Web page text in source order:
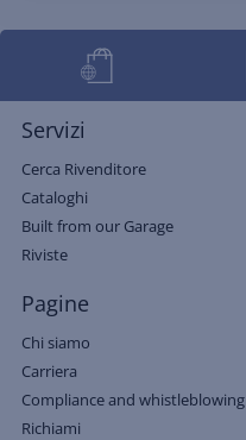
Servizi
Cerca Rivenditore
Cataloghi
Built from our Garage
Riviste
Pagine
Chi siamo
Carriera
Compliance and whistleblowing
Richiami